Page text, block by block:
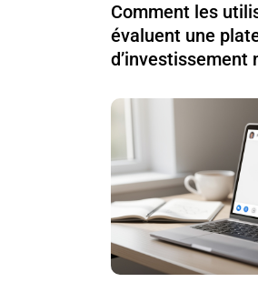
Comment les
évaluent une
d’investissement